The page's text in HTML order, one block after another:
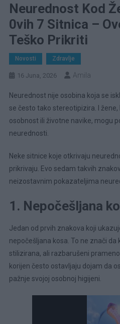
Neurednost Kod
0vih 7 Sitnica –
Teško Prikriti
Novosti Zdravlje
16 Juna, 2026 Amila
Neurednost nije osobina koja se
se često tako stereotipizira. I
osobnost ili životne navike, mogu
neurednosti.
Neke sitnice koje otkrivaju
prikrivaju. Evo sedam takvih
neizostavnim pokazateljima
1. Nepočešljana
Jedan od prvih znakova koji
nepočešljana kosa. To ne znači
stilizirana, ali razbarušeni
korijen često ostavljaju dojam da
pažnje svojoj osobnoj higijeni.